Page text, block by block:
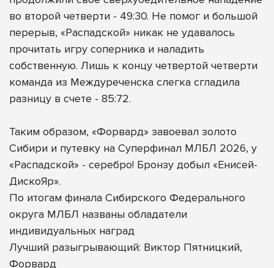
во второй четверти - 49:30. Не помог и большой
перерыв, «Распадской» никак не удавалось
прочитать игру соперника и наладить
собственную. Лишь к концу четвертой четверти
команда из Междуреченска слегка сгладила
разницу в счете - 85:72.
Таким образом, «Форвард» завоевал золото
Сибири и путевку на Суперфинал МЛБЛ 2026, у
«Распадской» - серебро! Бронзу добыл «Енисей-
ДискоЯр».
По итогам финала Сибирского Федерального
округа МЛБЛ названы обладатели
индивидуальных наград
Лучший разыгрывающий: Виктор Пятницкий,
Форвард